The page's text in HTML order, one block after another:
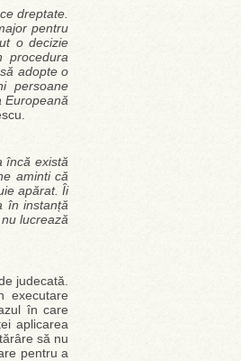
dreptate.
pentru
o decizie
adopte o
persoane
Europeană
încă există
aminti că
apărat. Îi
în instanță
lucrează
judecată.
executare
în care
aplicarea
să nu
pentru a